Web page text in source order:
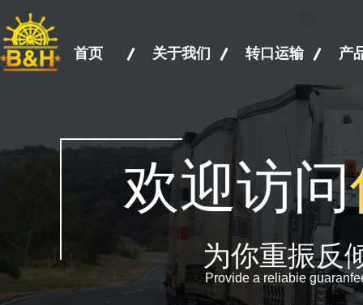
首页 关于我们 转口运输 产
欢迎访问
为你重振反
Provide a reliabie